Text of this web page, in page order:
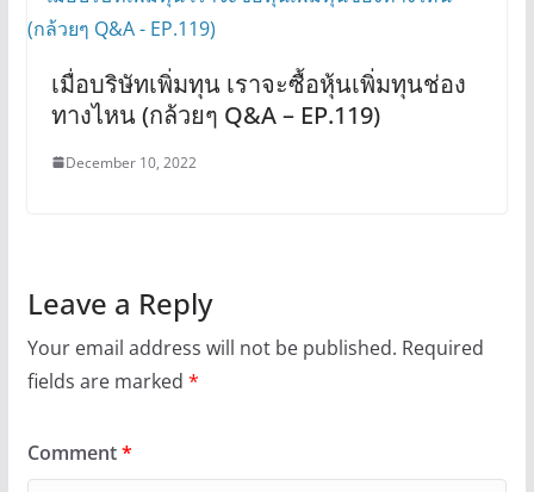
เมื่อบริษัทเพิ่มทุน เราจะซื้อหุ้นเพิ่มทุนช่อง
ทางไหน (กล้วยๆ Q&A – EP.119)
December 10, 2022
Leave a Reply
Your email address will not be published. Required
fields are marked *
Comment*